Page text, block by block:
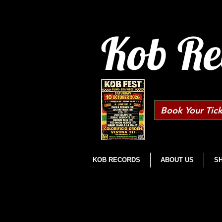
Kob
Book Your
KOB RECORDS ABOUT US